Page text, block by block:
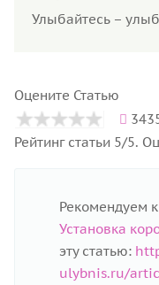
Улыбайтесь –
Оцените Статью
Рейтинг статьи 5/5.
Рекомендуем
Установка
эту статью:
ulybnis.ru/